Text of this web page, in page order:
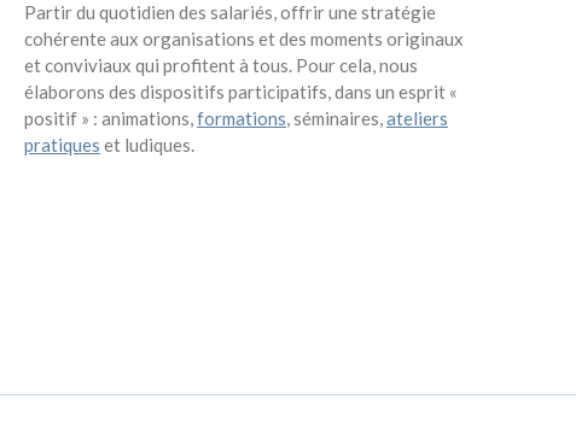
Partir du quotidien des salariés, offrir une stratégie
cohérente aux organisations et des moments originaux
et conviviaux qui profitent à tous. Pour cela, nous
élaborons des dispositifs participatifs, dans un esprit «
positif » : animations,formations, séminaires,ateliers
pratiques et ludiques.